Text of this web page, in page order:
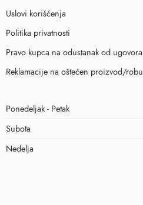
Uslovi korišćenja
Politika privatnosti
Pravo kupca na odustanak od ugovora
Reklamacije na oštećen proizvod/robu
Ponedeljak - Petak
Subota
Nedelja